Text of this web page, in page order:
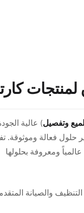
لمنتجات
وتفصيل) عالية
حلول فعالة وموثوقة.
ومعروفة بحلولها
والصيانة